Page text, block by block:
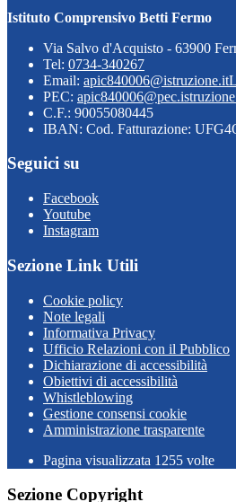
Istituto Comprensivo Betti Fermo
Via Salvo d'Acquisto - 63900
Tel: 0734-340267
Email: apic840006@istruzione.it
PEC:
C.F.: 90055080445
IBAN: Cod. Fatturazione:
Seguici su
Facebook
Youtube
Instagram
Sezione Link Utili
Cookie policy
Note legali
Informativa Privacy
Ufficio Relazioni con il Pubblico
Dichiarazione di accessibilità
Obiettivi di accessibilità
Whistleblowing
Gestione consensi cookie
Amministrazione trasparente
Pagina visualizzata 1255 volte
Sezione Copyright